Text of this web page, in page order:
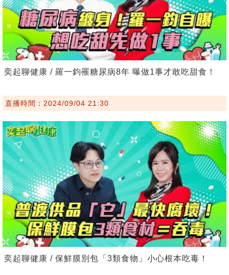
奕起聊健康 / 羅一鈞罹糖尿病8年 曝做1事才敢吃甜食！
直播時間：2024/09/04 21:30
奕起聊健康 / 保鮮膜別包「3類食物」小心根本吃毒！